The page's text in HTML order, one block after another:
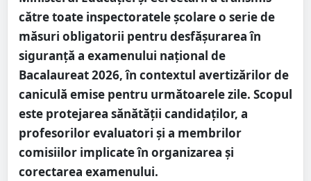
către toate inspectoratele școlare o serie de
măsuri obligatorii pentru desfășurarea în
siguranță a examenului național de
Bacalaureat 2026, în contextul avertizărilor de
caniculă emise pentru următoarele zile. Scopul
este protejarea sănătății candidaților, a
profesorilor evaluatori și a membrilor
comisiilor implicate în organizarea și
corectarea examenului.